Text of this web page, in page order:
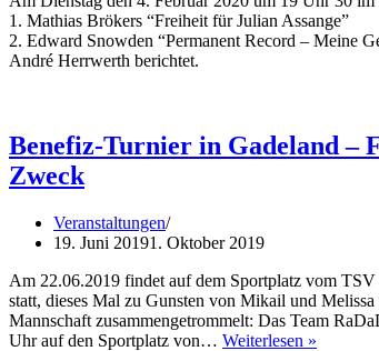
1. Mathias Brökers “Freiheit für Julian Assange”
2. Edward Snowden “Permanent Record – Meine
André Herrwerth berichtet.
Benefiz-Turnier in Gadeland –
Zweck
Veranstaltungen
19. Juni 20191. Oktober 2019
Am 22.06.2019 findet auf dem Sportplatz vom
statt, dieses Mal zu Gunsten von Mikail und
Mannschaft zusammengetrommelt: Das Team
Uhr auf den Sportplatz von… Weiterlesen »